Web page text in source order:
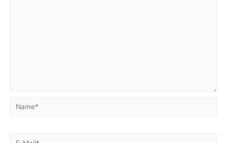
Name*
E-